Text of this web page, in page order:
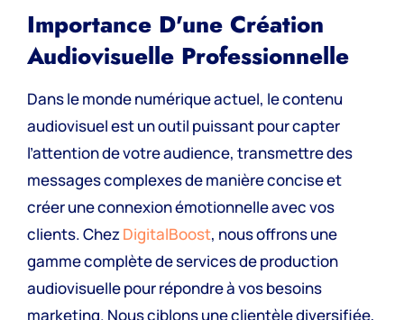
Importance D'une Création
Audiovisuelle Professionnelle
Dans le monde numérique actuel, le contenu
audiovisuel est un outil puissant pour capter
l’attention de votre audience, transmettre des
messages complexes de manière concise et
créer une connexion émotionnelle avec vos
clients. ChezDigitalBoost, nous offrons une
gamme complète de services de production
audiovisuelle pour répondre à vos besoins
marketing. Nous ciblons une clientèle diversifiée,